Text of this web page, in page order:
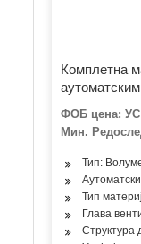
Комплетна
ФОБ цена: УС
Мин.
Тип:
Тип
Глава
Структура